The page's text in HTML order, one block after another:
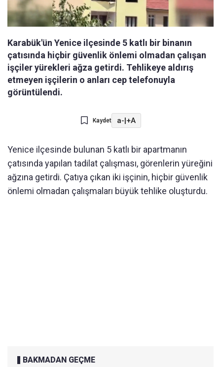
Karabük'ün Yenice ilçesinde 5 katlı bir binanın
çatısında hiçbir güvenlik önlemi olmadan çalışan
işçiler yürekleri ağza getirdi. Tehlikeye aldırış
etmeyen işçilerin o anları cep telefonuyla
görüntülendi.
Kaydet a-|+A
Yenice ilçesinde bulunan 5 katlı bir apartmanın
çatısında yapılan tadilat çalışması, görenlerin yüreğini
ağzına getirdi. Çatıya çıkan iki işçinin, hiçbir güvenlik
önlemi olmadan çalışmaları büyük tehlike oluşturdu.
BAKMADAN GEÇME